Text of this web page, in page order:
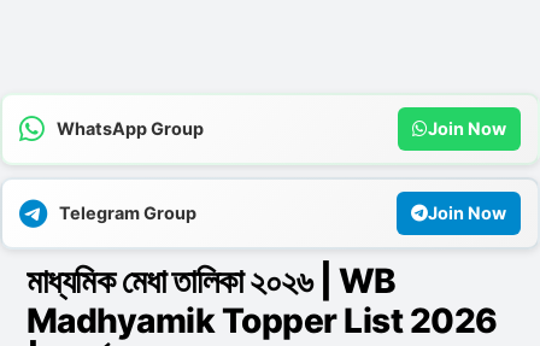
WhatsApp Group Join Now
Telegram Group Join Now
মাধ্যমিক মেধা তালিকা ২০২৬ | WB
Madhyamik Topper List 2026